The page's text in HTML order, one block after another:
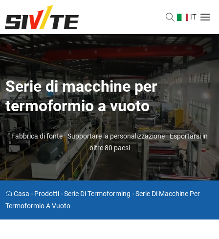
IT
Serie di macchine per
termoformio a vuoto
Fabbrica di fonte · Supportare la personalizzazione · Esportarsi in
oltre 80 paesi
Casa - Prodotti -Serie Di Termoforming -Serie Di Macchine Per
Termoformio A Vuoto